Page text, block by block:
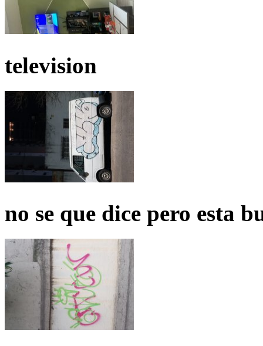
television
no se que dice pero esta